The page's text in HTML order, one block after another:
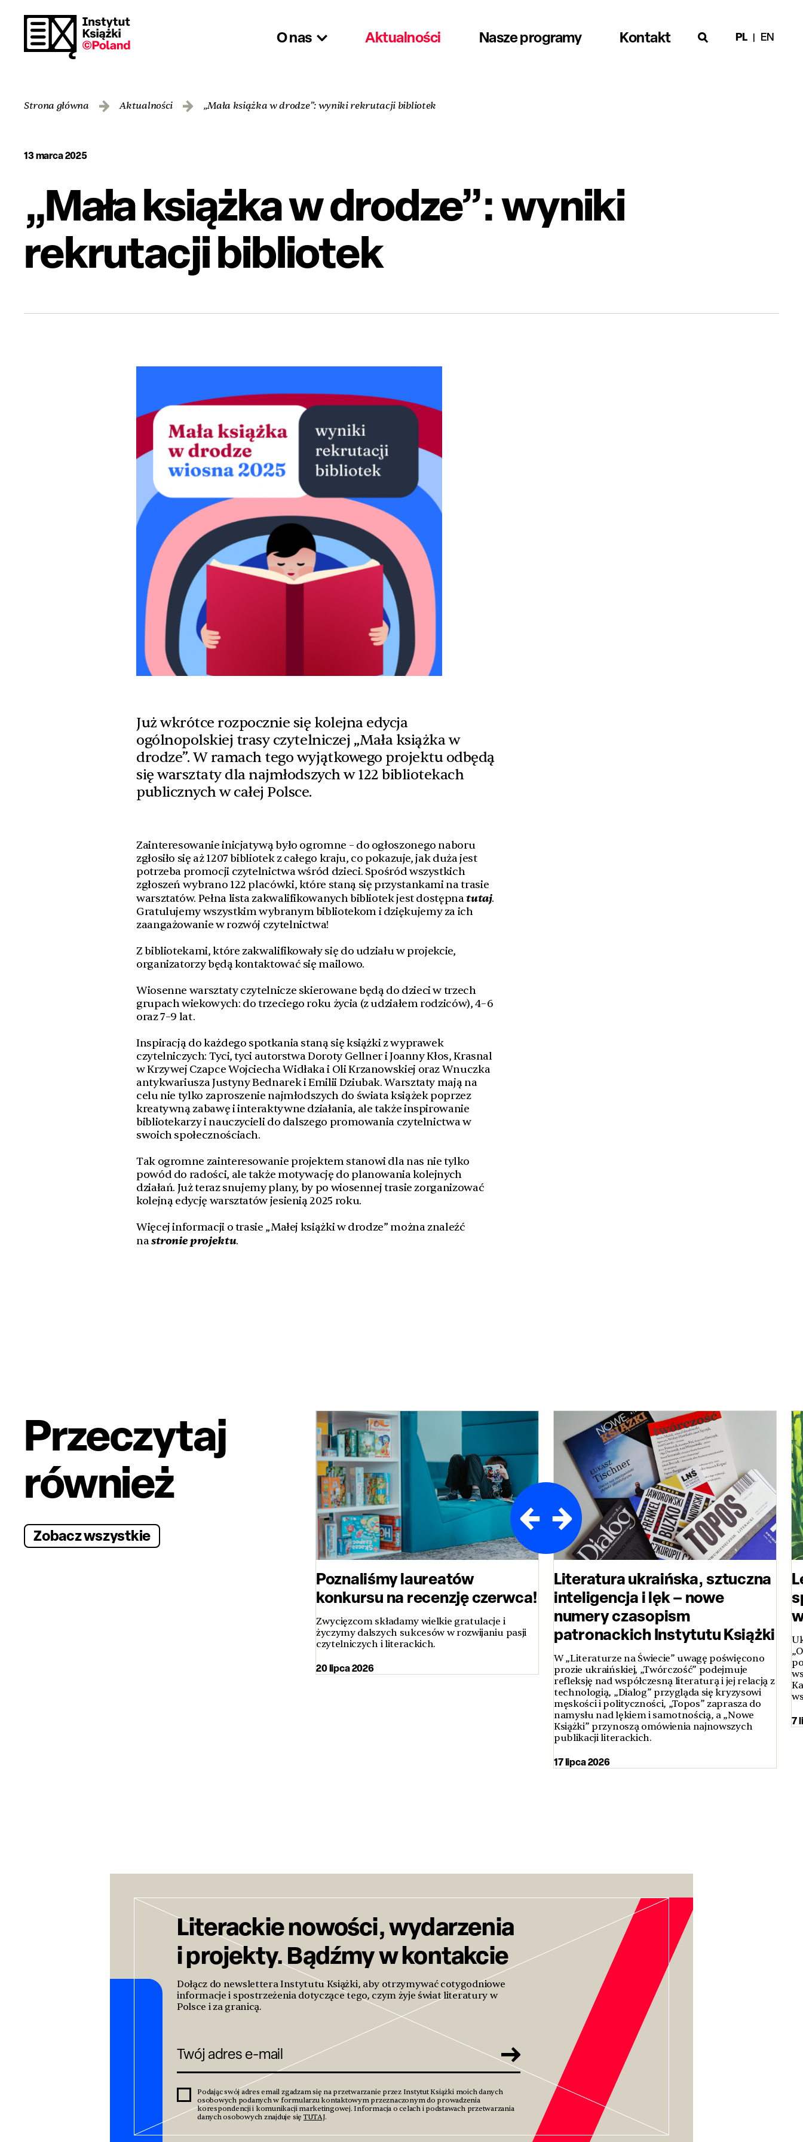
O nas Aktualności Nasze programy Kontakt PL EN
Strona główna Aktualności „Mała książka w drodze”: wyniki rekrutacji bibliotek
13 marca 2025
„Mała książka w drodze”: wyniki
rekrutacji bibliotek
Już wkrótce rozpocznie się kolejna edycja
ogólnopolskiej trasy czytelniczej „Mała książka w
drodze”. W ramach tego wyjątkowego projektu odbędą
się warsztaty dla najmłodszych w 122 bibliotekach
publicznych w całej Polsce.
Zainteresowanie inicjatywą było ogromne – do ogłoszonego naboru
zgłosiło się aż 1207 bibliotek z całego kraju, co pokazuje, jak duża jest
potrzeba promocji czytelnictwa wśród dzieci. Spośród wszystkich
zgłoszeń wybrano 122 placówki, które staną się przystankami na trasie
warsztatów. Pełna lista zakwalifikowanych bibliotek jest dostępnatutaj.
Gratulujemy wszystkim wybranym bibliotekom i dziękujemy za ich
zaangażowanie w rozwój czytelnictwa!
Z bibliotekami, które zakwalifikowały się do udziału w projekcie,
organizatorzy będą kontaktować się mailowo.
Wiosenne warsztaty czytelnicze skierowane będą do dzieci w trzech
grupach wiekowych: do trzeciego roku życia (z udziałem rodziców), 4–6
oraz 7–9 lat.
Inspiracją do każdego spotkania staną się książki z wyprawek
czytelniczych: Tyci, tyci autorstwa Doroty Gellner i Joanny Kłos, Krasnal
w Krzywej Czapce Wojciecha Widłaka i Oli Krzanowskiej oraz Wnuczka
antykwariusza Justyny Bednarek i Emilii Dziubak. Warsztaty mają na
celu nie tylko zaproszenie najmłodszych do świata książek poprzez
kreatywną zabawę i interaktywne działania, ale także inspirowanie
bibliotekarzy i nauczycieli do dalszego promowania czytelnictwa w
swoich społecznościach.
Tak ogromne zainteresowanie projektem stanowi dla nas nie tylko
powód do radości, ale także motywację do planowania kolejnych
działań. Już teraz snujemy plany, by po wiosennej trasie zorganizować
kolejną edycję warsztatów jesienią 2025 roku.
Więcej informacji o trasie „Małej książki w drodze” można znaleźć
nastronie projektu.
Przeczytaj
również
Zobacz wszystkie
Poznaliśmy laureatów
konkursu na recenzję czerwca!
Zwycięzcom składamy wielkie gratulacje i
życzymy dalszych sukcesów w rozwijaniu pasji
czytelniczych i literackich.
20 lipca 2026
Literatura ukraińska, sztuczna
inteligencja i lęk – nowe
numery czasopism
patronackich Instytutu Książki
W „Literaturze na Świecie” uwagę poświęcono
prozie ukraińskiej, „Twórczość” podejmuje
refleksję nad współczesną literaturą i jej relacją z
technologią, „Dialog” przygląda się kryzysowi
męskości i polityczności, „Topos” zaprasza do
namysłu nad lękiem i samotnością, a „Nowe
Książki” przynoszą omówienia najnowszych
publikacji literackich.
17 lipca 2026
7
Literackie nowości, wydarzenia
i projekty. Bądźmy w kontakcie
Dołącz do newslettera Instytutu Książki, aby otrzymywać cotygodniowe
informacje i spostrzeżenia dotyczące tego, czym żyje świat literatury w
Polsce i za granicą.
Podając swój adres email zgadzam się na przetwarzanie przez Instytut Książki moich danych
osobowych podanych w formularzu kontaktowym przeznaczonym do prowadzenia
korespondencji i komunikacji marketingowej. Informacja o celach i podstawach przetwarzania
danych osobowych znajduje sięTUTAJ.